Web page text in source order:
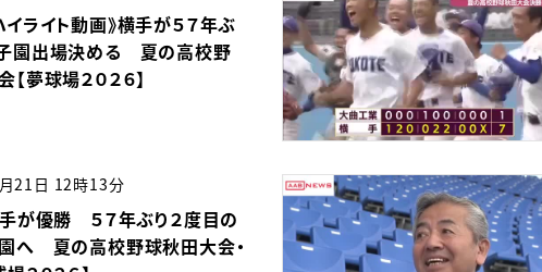
イライト動画》横手が５７年ぶ
園出場決める 夏の高校野
夢球場２０２６】
21日 12時13分
手が優勝 ５７年ぶり２度目の
へ 夏の高校野球秋田大会・